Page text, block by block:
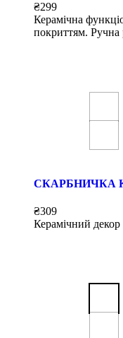
₴299
Керамічна
покриттям. Ручна
СКАРБНИЧКА
₴309
Керамічний декор